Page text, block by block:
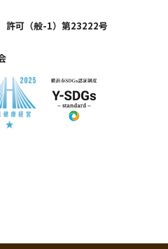
可（般-1）第23222号